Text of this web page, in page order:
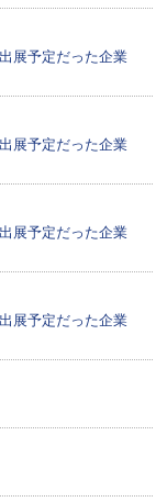
展予定だった企業
展予定だった企業
展予定だった企業
展予定だった企業